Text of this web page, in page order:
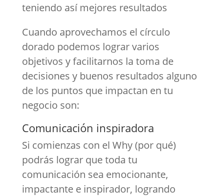
teniendo así mejores resultados
Cuando aprovechamos el círculo
dorado podemos lograr varios
objetivos y facilitarnos la toma de
decisiones y buenos resultados alguno
de los puntos que impactan en tu
negocio son:
Comunicación inspiradora
Si comienzas con el Why (por qué)
podrás lograr que toda tu
comunicación sea emocionante,
impactante e inspirador, logrando